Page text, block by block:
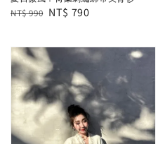
Regular
NT$ 990 Sale
NT$ 790